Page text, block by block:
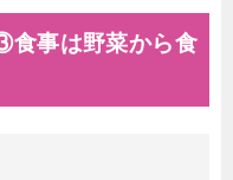
食事は野菜から食